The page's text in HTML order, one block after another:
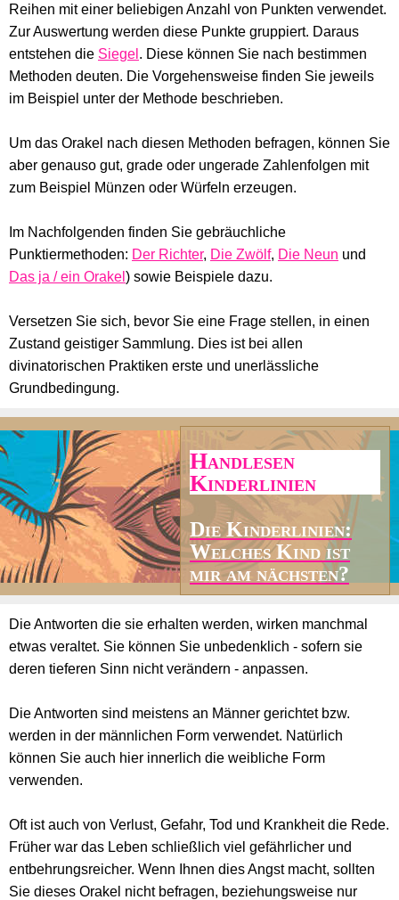
Reihen mit einer beliebigen Anzahl von Punkten verwendet.
Zur Auswertung werden diese Punkte gruppiert. Daraus
entstehen die Siegel . Diese können Sie nach bestimmen
Methoden deuten. Die Vorgehensweise finden Sie jeweils
im Beispiel unter der Methode beschrieben.
Um das Orakel nach diesen Methoden befragen, können Sie
aber genauso gut, grade oder ungerade Zahlenfolgen mit
zum Beispiel Münzen oder Würfeln erzeugen.
Im Nachfolgenden finden Sie gebräuchliche
Punktiermethoden: Der Richter, Die Zwölf, Die Neun und
Das ja / ein Orakel ) sowie Beispiele dazu.
Versetzen Sie sich, bevor Sie eine Frage stellen, in einen
Zustand geistiger Sammlung. Dies ist bei allen
divinatorischen Praktiken erste und unerlässliche
Grundbedingung.
Handlesen
Kinderlinien
Die Kinderlinien:
Welches Kind ist
mir am nächsten?
Die Antworten die sie erhalten werden, wirken manchmal
etwas veraltet. Sie können Sie unbedenklich - sofern sie
deren tieferen Sinn nicht verändern - anpassen.
Die Antworten sind meistens an Männer gerichtet bzw.
werden in der männlichen Form verwendet. Natürlich
können Sie auch hier innerlich die weibliche Form
verwenden.
Oft ist auch von Verlust, Gefahr, Tod und Krankheit die Rede.
Früher war das Leben schließlich viel gefährlicher und
entbehrungsreicher. Wenn Ihnen dies Angst macht, sollten
Sie dieses Orakel nicht befragen, beziehungsweise nur